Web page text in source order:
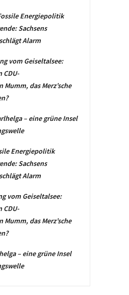
Energiepolitik
Sachsens
Alarm
vom Geiseltalsee:
CDU-
das Merz’sche
– eine grüne Insel
Energiepolitik
Sachsens
Alarm
vom Geiseltalsee:
CDU-
das Merz’sche
– eine grüne Insel